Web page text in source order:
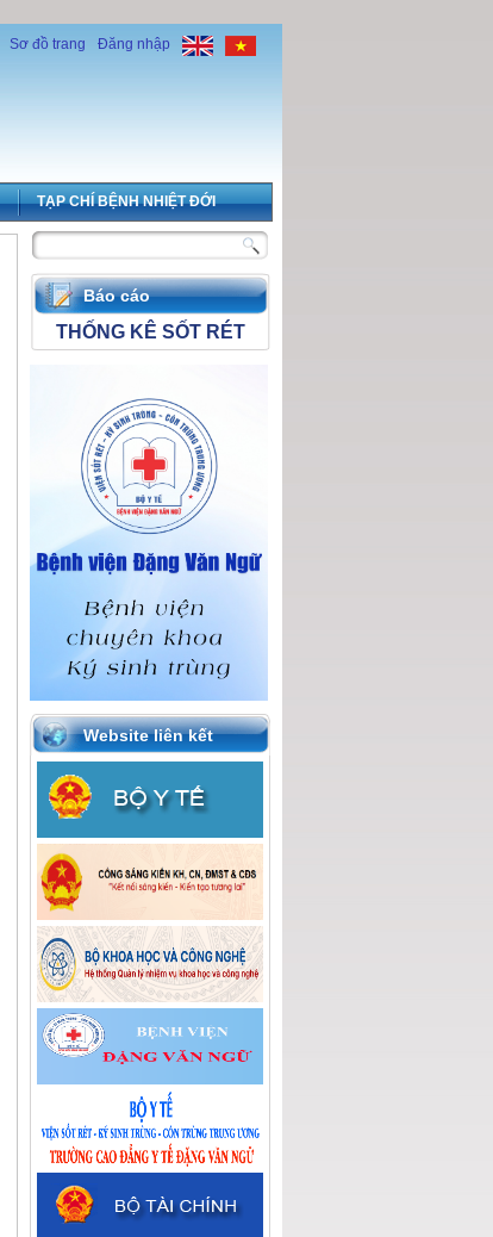
Sơ đồ trang Đăng nhập
TẠP CHÍ BỆNH NHIỆT ĐỚI
Báo cáo
THỐNG KÊ SỐT RÉT
Website liên kết